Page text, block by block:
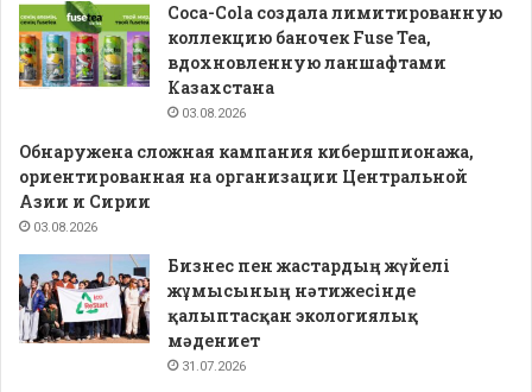
Coca-Cola создала лимитированную
коллекцию баночек Fuse Tea,
вдохновленную ланшафтами
Казахстана
03.08.2026
Обнаружена сложная кампания кибершпионажа,
ориентированная на организации Центральной
Азии и Сирии
03.08.2026
Бизнес пен жастардың жүйелі
жұмысының нәтижесінде
қалыптасқан экологиялық
мәдениет
31.07.2026